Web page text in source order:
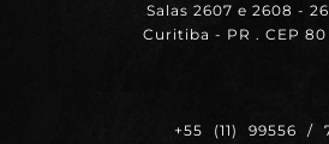
Salas 2607 e 2608 -
Curitiba - PR . CEP 80
+55 (11) 99556 /